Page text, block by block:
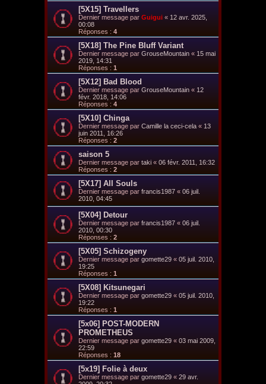
[5X15] Travellers
Dernier message par Guigui « 12 avr. 2025,
00:08
Réponses : 4
[5X18] The Pine Bluff Variant
Dernier message par GrouseMountain « 15 mai
2019, 14:31
Réponses : 1
[5X12] Bad Blood
Dernier message par GrouseMountain « 12
févr. 2018, 14:06
Réponses : 4
[5X10] Chinga
Dernier message par Camille la ceci-cela « 13
juin 2011, 16:26
Réponses : 2
saison 5
Dernier message par taki « 06 févr. 2011, 16:32
Réponses : 2
[5X17] All Souls
Dernier message par francis1987 « 06 juil.
2010, 04:45
[5X04] Detour
Dernier message par francis1987 « 06 juil.
2010, 00:30
Réponses : 2
[5X05] Schizogeny
Dernier message par gomette29 « 05 juil. 2010,
19:25
Réponses : 1
[5X08] Kitsunegari
Dernier message par gomette29 « 05 juil. 2010,
19:22
Réponses : 1
[5x06] POST-MODERN
PROMETHEUS
Dernier message par gomette29 « 03 mai 2009,
22:59
Réponses : 18
[5x19] Folie à deux
Dernier message par gomette29 « 29 avr.